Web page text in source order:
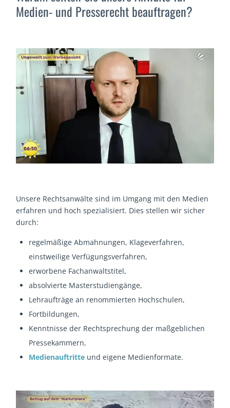
Medien- und Presserecht beauftragen?
Unsere Rechtsanwälte sind im Umgang mit den Medien
erfahren und hoch spezialisiert. Dies stellen wir sicher
durch:
regelmäßige Abmahnungen, Klageverfahren,
einstweilige Verfügungsverfahren,
erworbene Fachanwaltstitel,
absolvierte Masterstudiengänge,
Lehraufträge an renommierten Hochschulen,
Fortbildungen,
Kenntnisse der Rechtsprechung der maßgeblichen
Pressekammern,
Medienauftritte und eigene Medienformate.